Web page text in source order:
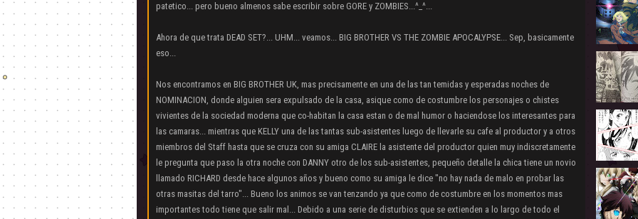
patetico... pero bueno almenos sabe escribir sobre GORE y ZOMBIES...^_^...
Ahora de que trata DEAD SET?... UHM... veamos... BIG BROTHER VS THE ZOMBIE APOCALYPSE... Sep, basicamente
eso...
Nos encontramos en BIG BROTHER UK, mas precisamente en una de las tan temidas y esperadas noches de
NOMINACION, donde alguien sera expulsado de la casa, asique como de costumbre los personajes o chistes
vivientes de la sociedad moderna que co-habitan la casa estan o de mal humor o haciendose los interesantes para
las camaras... mientras que KELLY una de las tantas sub-asistentes luego de llevarle su cafe al productor y a otros
miembros del Staff hasta que se cruza con su amiga CLAIRE la asistente del productor quien muy indiscretamente
le pregunta que paso la otra noche con DANNY otro de los sub-asistentes, pequeño detalle la chica tiene un novio
llamado RICHARD desde hace algunos años y bueno como su amiga le dice "no hay nada de malo en probar las
otras masitas del tarro"... Bueno los animos se van tenzando ya que como de costumbre en los momentos mas
importantes todo tiene que salir mal... Debido a una serie de disturbios que se extienden a lo largo de todo el